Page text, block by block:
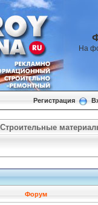
На
Регистрация
Форум